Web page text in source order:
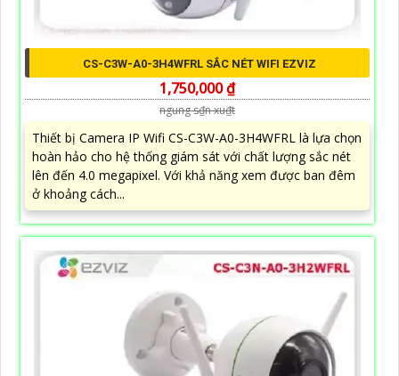
CS-C3W-A0-3H4WFRL SẮC NÉT WIFI EZVIZ
1,750,000 ₫
ngung s₫n xu₫t
Thiết bị Camera IP Wifi CS-C3W-A0-3H4WFRL là lựa chọn
hoàn hảo cho hệ thống giám sát với chất lượng sắc nét
lên đến 4.0 megapixel. Với khả năng xem được ban đêm
ở khoảng cách...